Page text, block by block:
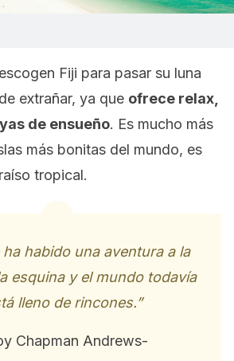
Fiji para pasar su luna
extrañar, ya que ofrece relax,
de ensueño. Es mucho más
más bonitas del mundo, es
tropical.
ha habido una aventura a la
esquina y el mundo todavía
lleno de rincones.”
Chapman Andrews-